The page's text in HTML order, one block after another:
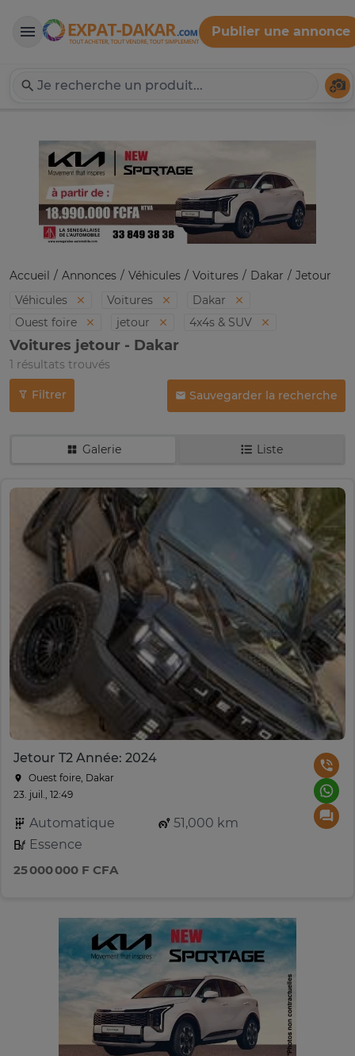
Expat-Dakar
Publier une annonce
Accueil Annonces Véhicules Voitures Dakar
Jetour
Véhicules
Voitures
Dakar
Ouest foire
jetour 4x4s & SUV
Voitures jetour - Dakar
1 résultats trouvés
Filtrer Sauvegarder la recherche
Galerie Liste
Jetour T2 Année: 2024
Ouest foire, Dakar
23. juil., 12:49
Automatique
51,000 km
Essence
25 000 000 F CFA